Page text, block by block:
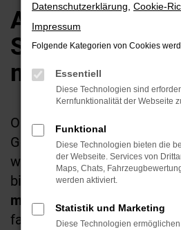
Schwetzingen
mobil bleiben
Ob für den
Geschäftstermin oder als
während einer Reparatur –
bietet maximale Flexibilität.
mieten
möchte, legt Wert
faire Preise und ein
Datenschutzerklärung Cookie-
Impressum
Folgende Kategorien von Cookies
Essentiell
Diese Technologien sind
Kernfunktionalität der Webseite
Funktional
Diese Technologien bieten die
der Webseite. Services von
Maps, Chats,
werden aktiviert.
Statistik und Marketing
Diese Technologien